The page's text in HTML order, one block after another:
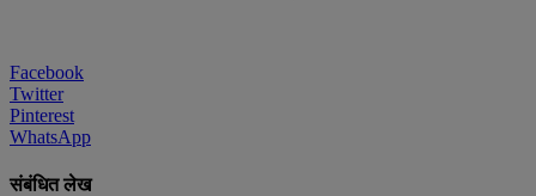
Facebook
Twitter
Pinterest
WhatsApp
संबंधित लेख